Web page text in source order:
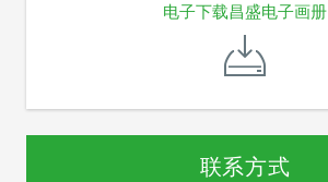
电子下载昌盛电子画册
联系方式